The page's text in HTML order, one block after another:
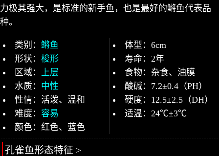
力极其强大，是标准的新手鱼，也是最好的鳉鱼代表品
种。
类别： 鳉鱼
形状： 梭形
区域： 上层
水质： 中性
性情：活泼、温和
难度： 容易
颜色：红色、蓝色
体型：6cm
寿命：2年
食物：杂食、油膜
酸碱：7.2±0.4（PH）
硬度：12.5±2.5（DH）
适温：24℃±3℃
孔雀鱼形态特征 >